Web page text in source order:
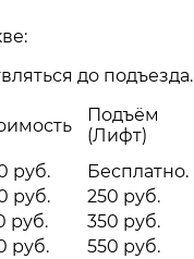
до подъезда.
Подъём
(Лифт)
руб. Бесплатно.
руб. 250 руб.
руб. 350 руб.
руб. 550 руб.